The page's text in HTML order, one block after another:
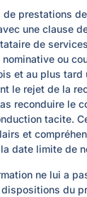
de prestations
une clause
de
ou
et au plus tard
le rejet de la
reconduire le
tacite.
et
date limite de
ne lui a
du